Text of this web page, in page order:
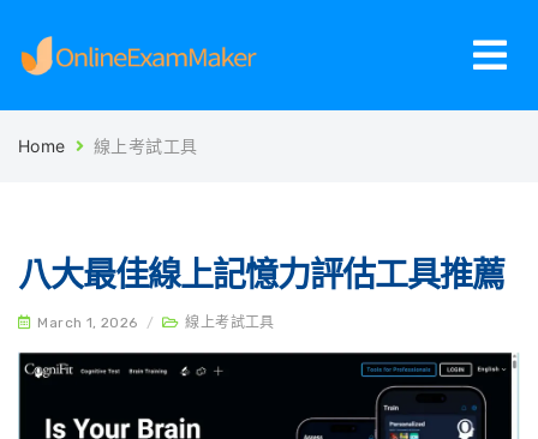
Home 線上考試工具
八大最佳線上記憶力評估工具推薦
March 1, 2026 / 線上考試工具